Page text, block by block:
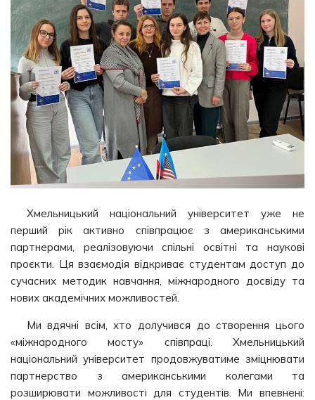
Хмельницький національний університет уже не
перший рік активно співпрацює з американськими
партнерами, реалізовуючи спільні освітні та наукові
проєкти. Ця взаємодія відкриває студентам доступ до
сучасних методик навчання, міжнародного досвіду та
нових академічних можливостей.
Ми вдячні всім, хто долучився до створення цього
«міжнародного мосту» співпраці. Хмельницький
національний університет продовжуватиме зміцнювати
партнерство з американськими колегами та
розширювати можливості для студентів. Ми впевнені: